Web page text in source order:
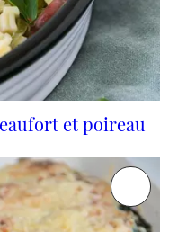
et poireau